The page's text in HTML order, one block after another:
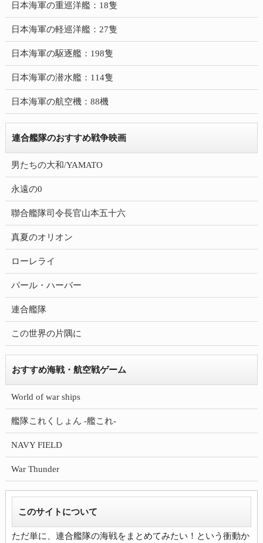
日本海軍の重巡洋艦：18隻
日本海軍の軽巡洋艦：27隻
日本海軍の駆逐艦：198隻
日本海軍の潜水艦：114隻
日本海軍の航空機：88機
連合艦隊のおすすめ戦争映画
男たちの大和/YAMATO
永遠の0
聯合艦隊司令長官山本五十六
真夏のオリオン
ローレライ
パール・ハーバー
連合艦隊
この世界の片隅に
おすすめ海戦・航空戦ゲーム
World of war ships
艦隊これくしょん -艦これ-
NAVY FIELD
War Thunder
このサイトについて
ただ単に、連合艦隊の海戦をまとめてみたい！という衝動か